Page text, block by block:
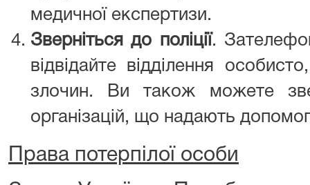
медичної експертизи.
Зверніться до поліції.
відвідайте відділення
злочин. Ви також можете
організацій, що надають
Права потерпілої особи